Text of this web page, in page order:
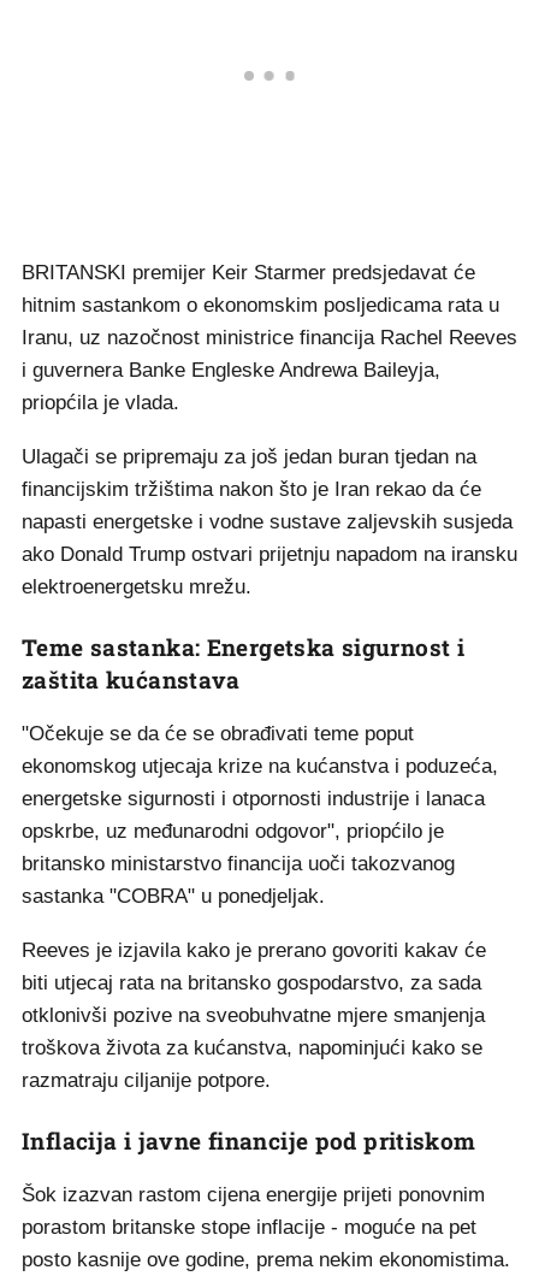
BRITANSKI premijer Keir Starmer predsjedavat će
hitnim sastankom o ekonomskim posljedicama rata u
Iranu, uz nazočnost ministrice financija Rachel Reeves
i guvernera Banke Engleske Andrewa Baileyja,
priopćila je vlada.
Ulagači se pripremaju za još jedan buran tjedan na
financijskim tržištima nakon što je Iran rekao da će
napasti energetske i vodne sustave zaljevskih susjeda
ako Donald Trump ostvari prijetnju napadom na iransku
elektroenergetsku mrežu.
Teme sastanka: Energetska sigurnost i
zaštita kućanstava
"Očekuje se da će se obrađivati teme poput
ekonomskog utjecaja krize na kućanstva i poduzeća,
energetske sigurnosti i otpornosti industrije i lanaca
opskrbe, uz međunarodni odgovor", priopćilo je
britansko ministarstvo financija uoči takozvanog
sastanka "COBRA" u ponedjeljak.
Reeves je izjavila kako je prerano govoriti kakav će
biti utjecaj rata na britansko gospodarstvo, za sada
otklonivši pozive na sveobuhvatne mjere smanjenja
troškova života za kućanstva, napominjući kako se
razmatraju ciljanije potpore.
Inflacija i javne financije pod pritiskom
Šok izazvan rastom cijena energije prijeti ponovnim
porastom britanske stope inflacije - moguće na pet
posto kasnije ove godine, prema nekim ekonomistima.